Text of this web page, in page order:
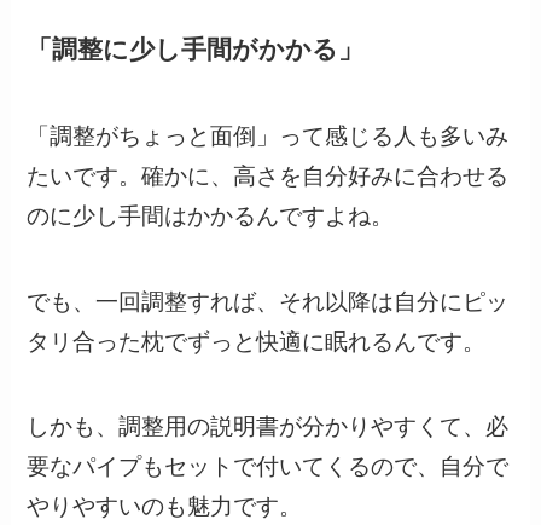
「調整に少し手間がかかる」
「調整がちょっと面倒」って感じる人も多いみ
たいです。確かに、高さを自分好みに合わせる
のに少し手間はかかるんですよね。
でも、一回調整すれば、それ以降は自分にピッ
タリ合った枕でずっと快適に眠れるんです。
しかも、調整用の説明書が分かりやすくて、必
要なパイプもセットで付いてくるので、自分で
やりやすいのも魅力です。